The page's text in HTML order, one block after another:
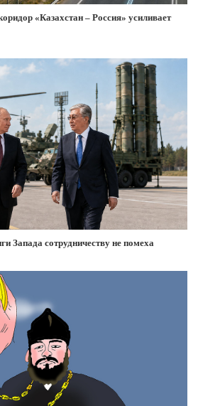
«Казахстан – Россия» усиливает
Запада сотрудничеству не помеха